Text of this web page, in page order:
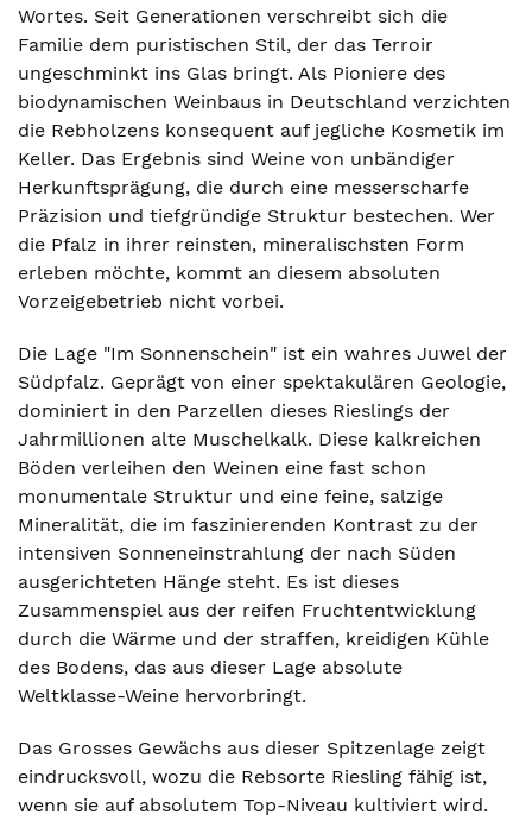
Wortes. Seit Generationen verschreibt sich die
Familie dem puristischen Stil, der das Terroir
ungeschminkt ins Glas bringt. Als Pioniere des
biodynamischen Weinbaus in Deutschland verzichten
die Rebholzens konsequent auf jegliche Kosmetik im
Keller. Das Ergebnis sind Weine von unbändiger
Herkunftsprägung, die durch eine messerscharfe
Präzision und tiefgründige Struktur bestechen. Wer
die Pfalz in ihrer reinsten, mineralischsten Form
erleben möchte, kommt an diesem absoluten
Vorzeigebetrieb nicht vorbei.
Die Lage "Im Sonnenschein" ist ein wahres Juwel der
Südpfalz. Geprägt von einer spektakulären Geologie,
dominiert in den Parzellen dieses Rieslings der
Jahrmillionen alte Muschelkalk. Diese kalkreichen
Böden verleihen den Weinen eine fast schon
monumentale Struktur und eine feine, salzige
Mineralität, die im faszinierenden Kontrast zu der
intensiven Sonneneinstrahlung der nach Süden
ausgerichteten Hänge steht. Es ist dieses
Zusammenspiel aus der reifen Fruchtentwicklung
durch die Wärme und der straffen, kreidigen Kühle
des Bodens, das aus dieser Lage absolute
Weltklasse-Weine hervorbringt.
Das Grosses Gewächs aus dieser Spitzenlage zeigt
eindrucksvoll, wozu die Rebsorte Riesling fähig ist,
wenn sie auf absolutem Top-Niveau kultiviert wird.